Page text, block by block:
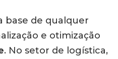
base de qualquer
e otimização
. No setor de logística,